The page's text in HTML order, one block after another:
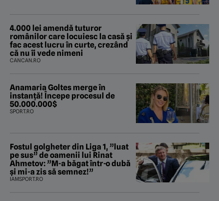
4.000 lei amendă tuturor
românilor care locuiesc la casă și
fac acest lucru în curte, crezând
că nu îi vede nimeni
CANCAN.RO
Anamaria Goltes merge în
instanță! Începe procesul de
50.000.000$
SPORT.RO
Fostul golgheter din Liga 1, ”luat
pe sus” de oamenii lui Rinat
Ahmetov: ”M-a băgat într-o dubă
și mi-a zis să semnez!”
IAMSPORT.RO